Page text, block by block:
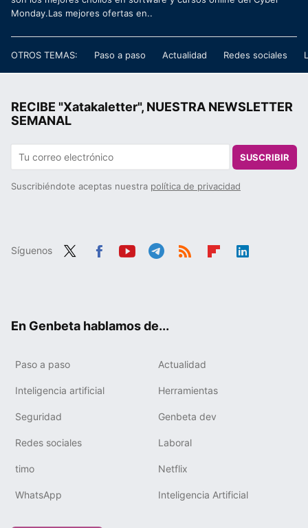
Monday.Las mejores ofertas en..
OTROS TEMAS: Paso a paso Actualidad Redes sociales
RECIBE "Xatakaletter", NUESTRA NEWSLETTER
SEMANAL
SUSCRIBIR
Suscribiéndote aceptas nuestra política de privacidad
Síguenos
En Genbeta hablamos de...
Paso a paso Actualidad
Inteligencia artificial Herramientas
Seguridad Genbeta dev
Redes sociales Laboral
timo Netflix
WhatsApp Inteligencia Artificial